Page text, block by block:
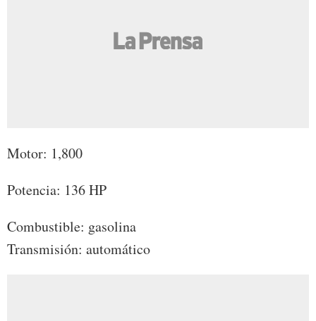
Motor: 1,800
Potencia: 136 HP
Combustible: gasolina
Transmisión: automático